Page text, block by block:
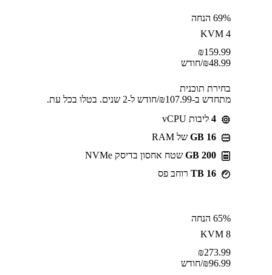
69% הנחה
KVM 4
159.99
₪
48.99
₪/חודש
בחירת תוכנית
מתחדש ב-⁦107.99⁩₪/חודש ל-2 שנים. בטלו בכל עת.
4 ליבות vCPU
GB 16 של RAM
200 GB
שטח אחסון בדיסק NVMe
16 TB
רוחב פס
65% הנחה
KVM 8
273.99
₪
96.99
₪/חודש